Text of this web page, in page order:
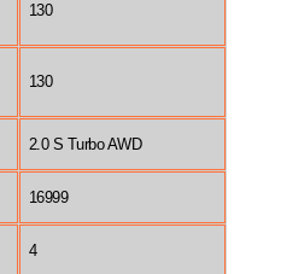
130
130
2.0 S Turbo AWD
16999
4